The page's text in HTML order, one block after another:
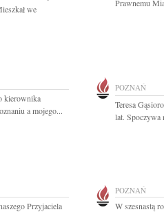
we
Prawnemu
kierownika
a mojego...
POZNAŃ
Teresa
lat. Spoczywa
Przyjaciela
POZNAŃ
W szesnastą